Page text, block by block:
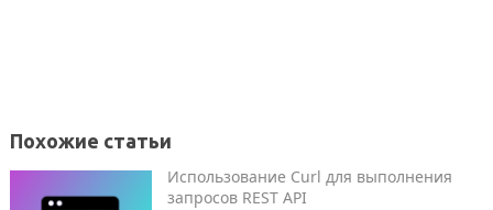
Похожие статьи
Использование Curl для выполнения
запросов REST API